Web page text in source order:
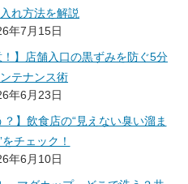
れ方法を解説
年7月15日
！】店舗入口の黒ずみを防ぐ5分
テナンス術
年6月23日
？】飲食店の“見えない臭い溜ま
をチェック！
年6月10日